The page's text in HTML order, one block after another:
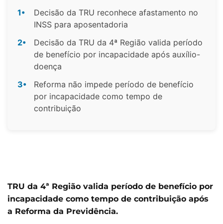
1•
Decisão da TRU reconhece afastamento no
INSS para aposentadoria
2•
Decisão da TRU da 4ª Região valida período
de benefício por incapacidade após auxílio-
doença
3•
Reforma não impede período de benefício
por incapacidade como tempo de
contribuição
TRU da 4ª Região valida período de benefício por
incapacidade como tempo de contribuição após
a Reforma da Previdência.